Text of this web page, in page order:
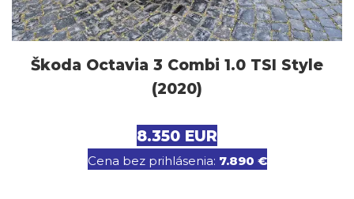
Škoda Octavia 3 Combi 1.0 TSI Style
(2020)
8.350 EUR
Cena bez prihlásenia: 7.890 €